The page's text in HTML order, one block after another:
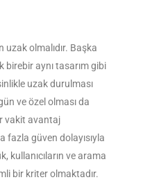
uzak olmalıdır. Başka
birebir aynı tasarım gibi
uzak durulması
ve özel olması da
vakit avantaj
fazla güven dolayısıyla
kullanıcıların ve arama
bir kriter olmaktadır.